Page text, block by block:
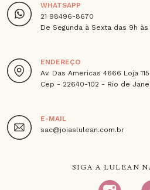
WHATSAPP
21 98496-8670
De Segunda à Sexta das 9h às
ENDEREÇO
Av. Das Americas 4666 Loja
Cep - 22640-102 - Rio de
E-MAIL
sac@joiaslulean.com.br
SIGA A LULEAN